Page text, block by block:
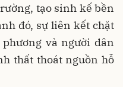
tạo sinh kế bền
đó, sự liên kết chặt
và người dân
thất thoát nguồn hỗ